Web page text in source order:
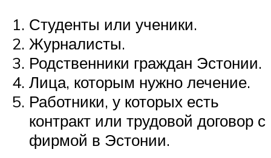
Студенты или ученики.
Журналисты.
Родственники граждан Эстонии.
Лица, которым нужно лечение.
Работники, у которых есть
контракт или трудовой договор с
фирмой в Эстонии.